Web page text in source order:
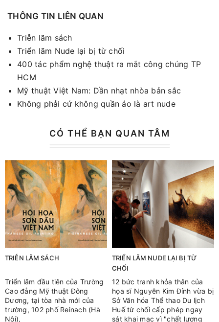
THÔNG TIN LIÊN QUAN
Triễn lãm sách
Triển lãm Nude lại bị từ chối
400 tác phẩm nghệ thuật ra mắt công chúng TP
HCM
Mỹ thuật Việt Nam: Dần nhạt nhòa bản sắc
Không phải cứ không quần áo là art nude
CÓ THỂ BẠN QUAN TÂM
TRIỄN LÃM SÁCH
Triển lãm đầu tiên của Trường
Cao đẳng Mỹ thuật Đông
Dương, tại tòa nhà mới của
trường, 102 phố Reinach (Hà
Nội),
TRIỂN LÃM NUDE LẠI BỊ TỪ
CHỐI
12 bức tranh khỏa thân của
họa sĩ Nguyễn Kim Đính vừa bị
Sở Văn hóa Thể thao Du lịch
Huế từ chối cấp phép ngay
sát khai mạc vì "chất lượng